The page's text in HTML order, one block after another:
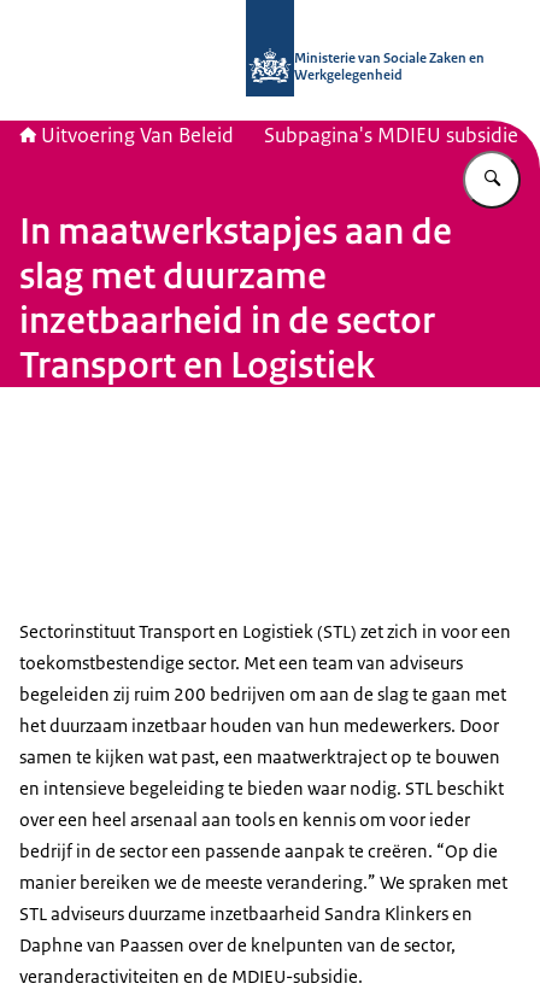
Ministerie van Sociale Zaken en
Werkgelegenheid
Uitvoering Van Beleid Subpagina's MDIEU subsidie
In maatwerkstapjes aan de
slag met duurzame
inzetbaarheid in de sector
Transport en Logistiek
Sectorinstituut Transport en Logistiek (STL) zet zich in voor een
toekomstbestendige sector. Met een team van adviseurs
begeleiden zij ruim 200 bedrijven om aan de slag te gaan met
het duurzaam inzetbaar houden van hun medewerkers. Door
samen te kijken wat past, een maatwerktraject op te bouwen
en intensieve begeleiding te bieden waar nodig. STL beschikt
over een heel arsenaal aan tools en kennis om voor ieder
bedrijf in de sector een passende aanpak te creëren. “Op die
manier bereiken we de meeste verandering.” We spraken met
STL adviseurs duurzame inzetbaarheid Sandra Klinkers en
Daphne van Paassen over de knelpunten van de sector,
veranderactiviteiten en de MDIEU-subsidie.